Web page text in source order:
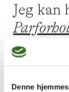
Denne
Jeg kan